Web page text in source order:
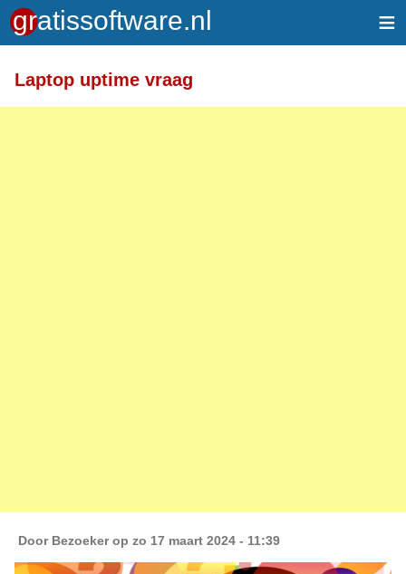
≡
Laptop uptime vraag
Door Bezoekerop zo 17 maart 2024 - 11:39
Toegelaten HTML-tags: <a> <em> <strong> <br>
<br /> <i> <b> <p>